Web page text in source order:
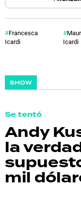
Francesca
Icardi
Icardi
SHOW
Se tentó
Andy
la
mil